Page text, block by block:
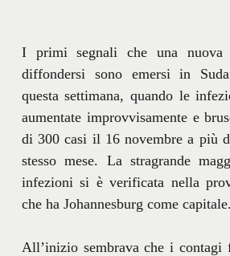
I primi segnali che una nuova
diffondersi sono emersi in
questa settimana, quando le
aumentate improvvisamente e
di 300 casi il 16 novembre a più
stesso mese. La stragrande
infezioni si è verificata nella
che ha Johannesburg come capitale.
All’inizio sembrava che i contagi